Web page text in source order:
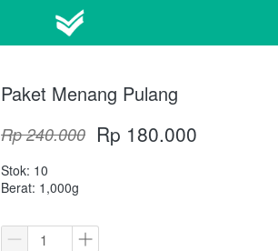
Paket Menang Pulang
Rp 240.000 Rp 180.000
Stok: 10
Berat: 1,000g